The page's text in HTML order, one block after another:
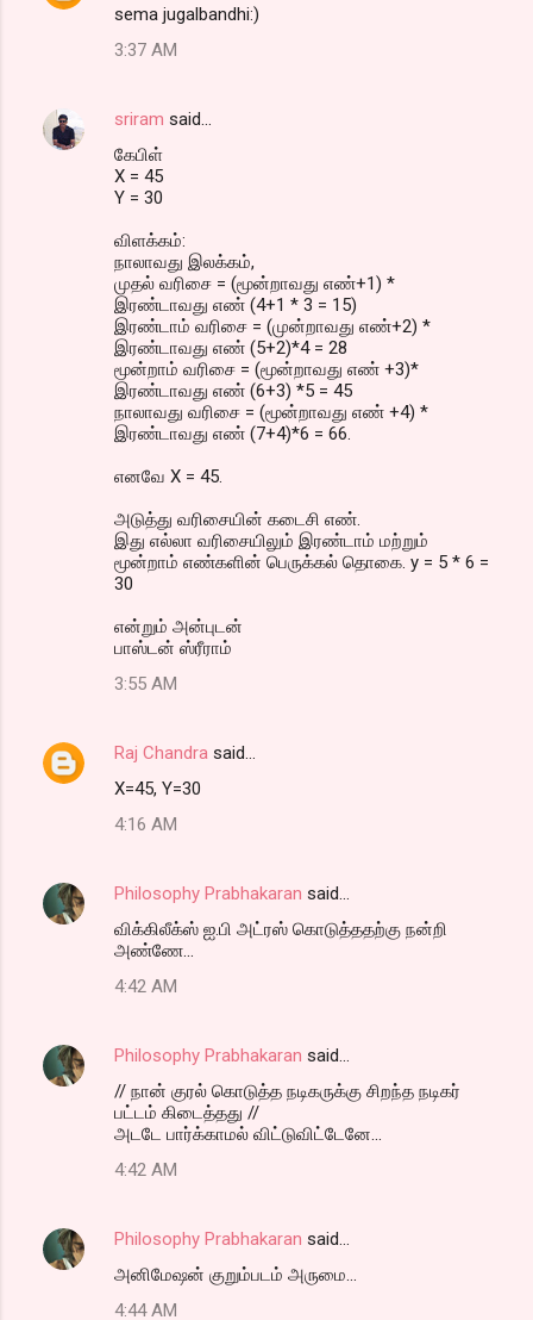
sema jugalbandhi:)
3:37 AM
sriram said…
கேபிள்
X = 45
Y = 30
விளக்கம்:
நாலாவது இலக்கம்,
முதல் வரிசை = (மூன்றாவது எண்+1) *
இரண்டாவது எண் (4+1 * 3 = 15)
இரண்டாம் வரிசை = (முன்றாவது எண்+2) *
இரண்டாவது எண் (5+2)*4 = 28
மூன்றாம் வரிசை = (மூன்றாவது எண் +3)*
இரண்டாவது எண் (6+3) *5 = 45
நாலாவது வரிசை = (மூன்றாவது எண் +4) *
இரண்டாவது எண் (7+4)*6 = 66.
எனவே X = 45.
அடுத்து வரிசையின் கடைசி எண்.
இது எல்லா வரிசையிலும் இரண்டாம் மற்றும்
மூன்றாம் எண்களின் பெருக்கல் தொகை. y = 5 * 6 =
30
என்றும் அன்புடன்
பாஸ்டன் ஸ்ரீராம்
3:55 AM
Raj Chandra said…
X=45, Y=30
4:16 AM
Philosophy Prabhakaran said…
விக்கிலீக்ஸ் ஐ.பி அட்ரஸ் கொடுத்ததற்கு நன்றி
அண்ணே...
4:42 AM
Philosophy Prabhakaran said…
// நான் குரல் கொடுத்த நடிகருக்கு சிறந்த நடிகர்
பட்டம் கிடைத்தது //
அடடே பார்க்காமல் விட்டுவிட்டேனே...
4:42 AM
Philosophy Prabhakaran said…
அனிமேஷன் குறும்படம் அருமை...
4:44 AM